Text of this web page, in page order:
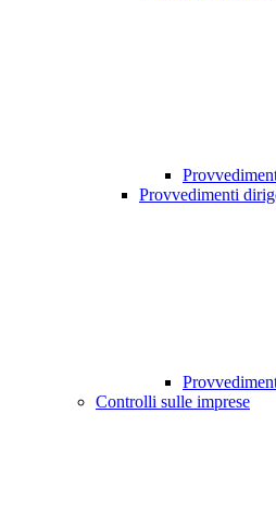
Provvedimenti
Controlli sulle imprese